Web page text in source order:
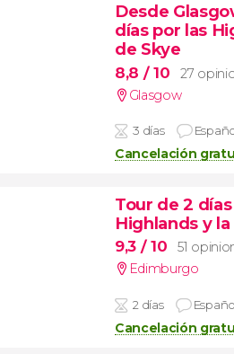
Desde
días por las
de Skye
8,8 / 10
27
Glasgow
3 días
Cancelación
Tour de 2
Highlands y
9,3 / 10
51
Edimburgo
2 días
Cancelación